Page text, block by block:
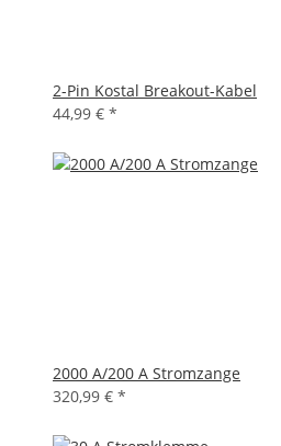
2-Pin Kostal Breakout-Kabel
44,99 € *
2000 A/200 A Stromzange
320,99 € *